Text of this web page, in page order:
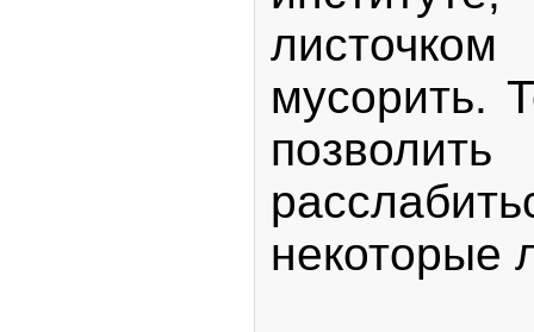
мусорить.
некоторые